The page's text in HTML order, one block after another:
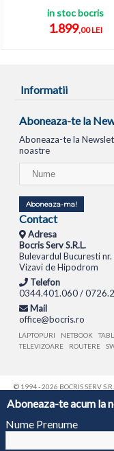
Aboneaza-te acum la
Nume Prenume
in stoc bocris
1.899,00 LEI
Informatii
Aboneaza-te la
Aboneaza-te la
noastre
Aboneaza-ma!
Contact
Adresa
Bocris Serv S.R.L.
Bulevardul Bucuresti
Vizavi de Hipodrom
Telefon
0344.401.060 /
Mail
office@bocris.ro
LAPTOPURI NETBOOK
TELEVIZOARE
ROUTERE
© 1994 - 2026 BOCRIS SERV